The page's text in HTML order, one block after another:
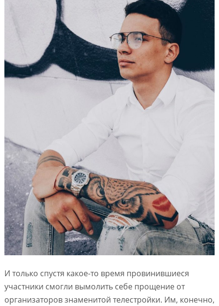
И только спустя какое-то время провинившиеся
участники смогли вымолить себе прощение от
организаторов знаменитой телестройки. Им, конечно,